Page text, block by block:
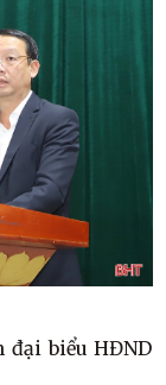
đại biểu HĐND